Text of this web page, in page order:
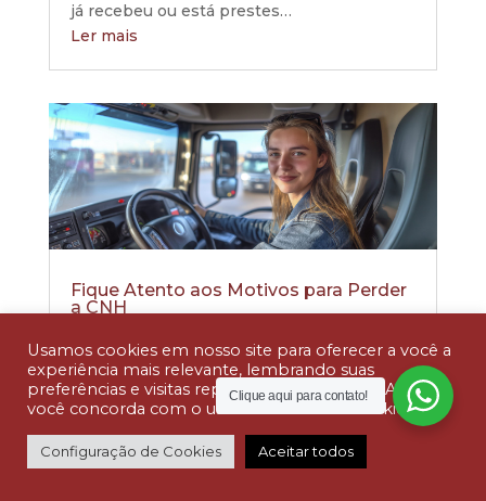
já recebeu ou está prestes…
Ler mais
Fique Atento aos Motivos para Perder
a CNH
Perder a Carteira Nacional de Habilitação
(CNH) é um problema sério que pode afetar
diretamente a vida pessoal e profissional
de qualquer motorista. Muitas pessoas só
percebem os riscos quando já estão
Usamos cookies em nosso site para oferecer a você a
experiência mais relevante, lembrando suas
preferências e visitas repetidas. Ao clicar em “Aceitar”,
você concorda com o uso de TODOS os cookies.
Configuração de Cookies Aceitar todos
Clique aqui para contato!